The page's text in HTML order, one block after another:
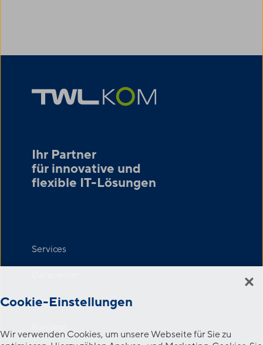
Ihr Partner
für innovative und
flexible IT-Lösungen
Services
Newsroom
Cookie-Einstellungen
Wir verwenden Cookies, um unsere Webseite für Sie zu